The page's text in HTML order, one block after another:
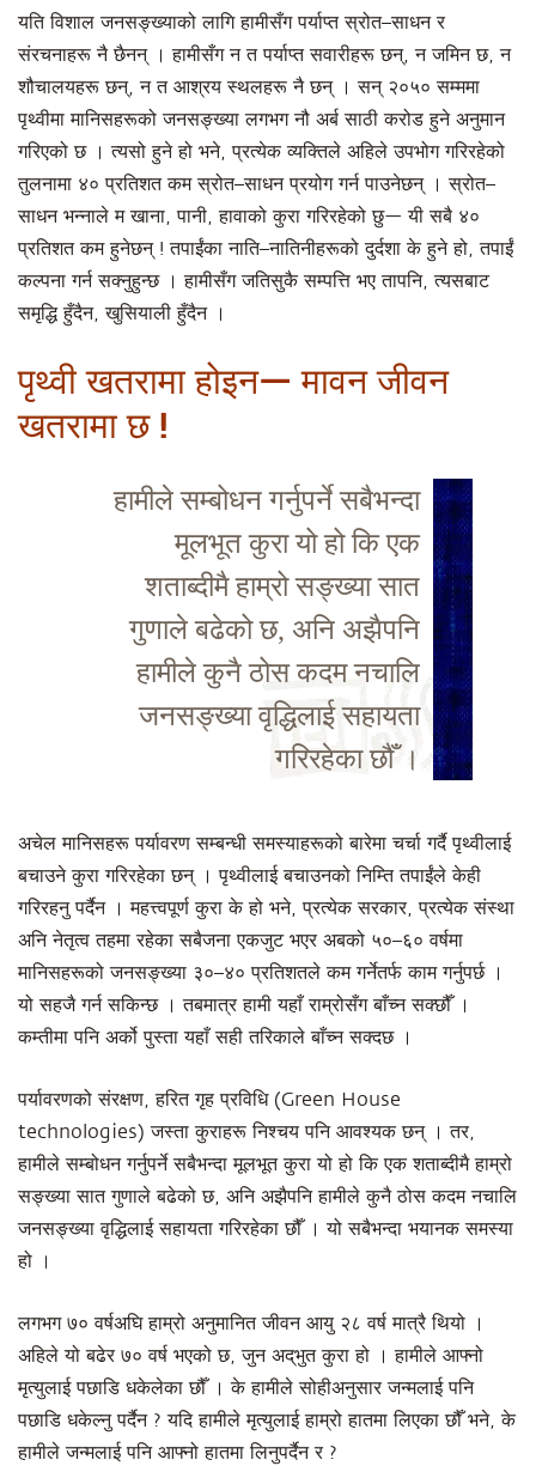
यति विशाल जनसङ्ख्याको लागि हामीसँग पर्याप्त स्रोत–साधन र
संरचनाहरू नै छैनन् । हामीसँग न त पर्याप्त सवारीहरू छन्, न जमिन छ, न
शौचालयहरू छन्, न त आश्रय स्थलहरू नै छन् । सन् २०५० सम्ममा
पृथ्वीमा मानिसहरूको जनसङ्ख्या लगभग नौ अर्ब साठी करोड हुने अनुमान
गरिएको छ । त्यसो हुने हो भने, प्रत्येक व्यक्तिले अहिले उपभोग गरिरहेको
तुलनामा ४० प्रतिशत कम स्रोत–साधन प्रयोग गर्न पाउनेछन् । स्रोत–
साधन भन्नाले म खाना, पानी, हावाको कुरा गरिरहेको छु— यी सबै ४०
प्रतिशत कम हुनेछन् ! तपाईंका नाति–नातिनीहरूको दुर्दशा के हुने हो, तपाईं
कल्पना गर्न सक्नुहुन्छ । हामीसँग जतिसुकै सम्पत्ति भए तापनि, त्यसबाट
समृद्धि हुँदैन, खुसियाली हुँदैन ।
पृथ्वी खतरामा होइन— मावन जीवन
खतरामा छ !
हामीले सम्बोधन गर्नुपर्ने सबैभन्दा
मूलभूत कुरा यो हो कि एक
शताब्दीमै हाम्रो सङ्ख्या सात
गुणाले बढेको छ, अनि अझैपनि
हामीले कुनै ठोस कदम नचालि
जनसङ्ख्या वृद्धिलाई सहायता
गरिरहेका छौँ ।
अचेल मानिसहरू पर्यावरण सम्बन्धी समस्याहरूको बारेमा चर्चा गर्दै पृथ्वीलाई
बचाउने कुरा गरिरहेका छन् । पृथ्वीलाई बचाउनको निम्ति तपाईंले केही
गरिरहनु पर्दैन । महत्त्वपूर्ण कुरा के हो भने, प्रत्येक सरकार, प्रत्येक संस्था
अनि नेतृत्व तहमा रहेका सबैजना एकजुट भएर अबको ५०–६० वर्षमा
मानिसहरूको जनसङ्ख्या ३०–४० प्रतिशतले कम गर्नेतर्फ काम गर्नुपर्छ ।
यो सहजै गर्न सकिन्छ । तबमात्र हामी यहाँ राम्रोसँग बाँच्न सक्छौँ ।
कम्तीमा पनि अर्को पुस्ता यहाँ सही तरिकाले बाँच्न सक्दछ ।
पर्यावरणको संरक्षण, हरित गृह प्रविधि (Green House
technologies) जस्ता कुराहरू निश्चय पनि आवश्यक छन् । तर,
हामीले सम्बोधन गर्नुपर्ने सबैभन्दा मूलभूत कुरा यो हो कि एक शताब्दीमै हाम्रो
सङ्ख्या सात गुणाले बढेको छ, अनि अझैपनि हामीले कुनै ठोस कदम नचालि
जनसङ्ख्या वृद्धिलाई सहायता गरिरहेका छौँ । यो सबैभन्दा भयानक समस्या
हो ।
लगभग ७० वर्षअघि हाम्रो अनुमानित जीवन आयु २८ वर्ष मात्रै थियो ।
अहिले यो बढेर ७० वर्ष भएको छ, जुन अद्‌भुत कुरा हो । हामीले आफ्नो
मृत्युलाई पछाडि धकेलेका छौँ । के हामीले सोहीअनुसार जन्मलाई पनि
पछाडि धकेल्नु पर्दैन ? यदि हामीले मृत्युलाई हाम्रो हातमा लिएका छौँ भने, के
हामीले जन्मलाई पनि आफ्नो हातमा लिनुपर्दैन र ?